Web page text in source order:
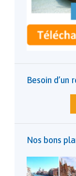
Besoin d’un
Nos bons